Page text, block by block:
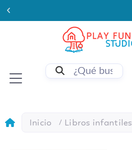
Enviamos a todo Chile
Inicio / Libros infantiles